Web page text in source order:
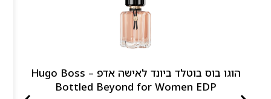
הוגו בוס בוטלד ביונד לאישה אדפ – Hugo Boss
Bottled Beyond for Women EDP